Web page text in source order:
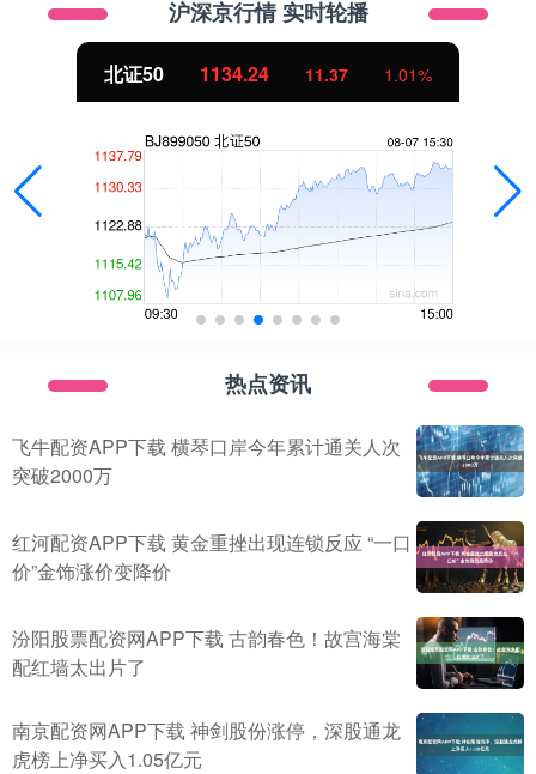
沪深京行情 实时轮播
北证50 1134.24 11.37 1.01%
热点资讯
飞牛配资APP下载 横琴口岸今年累计通关人次
突破2000万
红河配资APP下载 黄金重挫出现连锁反应 “一口
价”金饰涨价变降价
汾阳股票配资网APP下载 古韵春色！故宫海棠
配红墙太出片了
南京配资网APP下载 神剑股份涨停，深股通龙
虎榜上净买入1.05亿元